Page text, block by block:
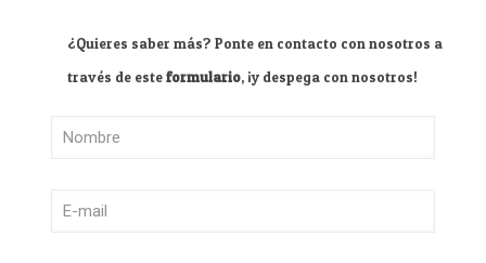
¿Quieres saber más? Ponte en contacto con nosotros a
través de esteformulario, ¡y despega con nosotros!